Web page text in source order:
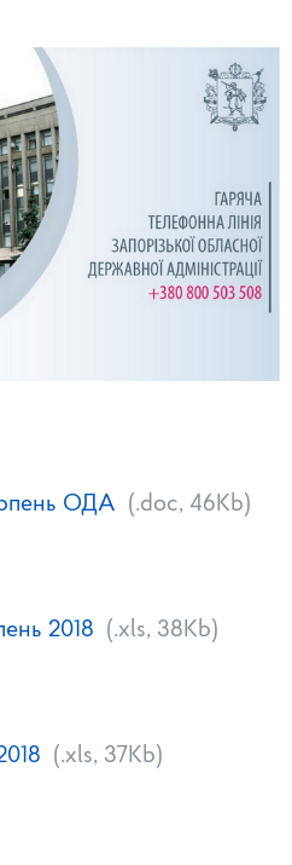
ОДА (.doc, 46Kb)
2018 (.xls, 38Kb)
(.xls, 37Kb)